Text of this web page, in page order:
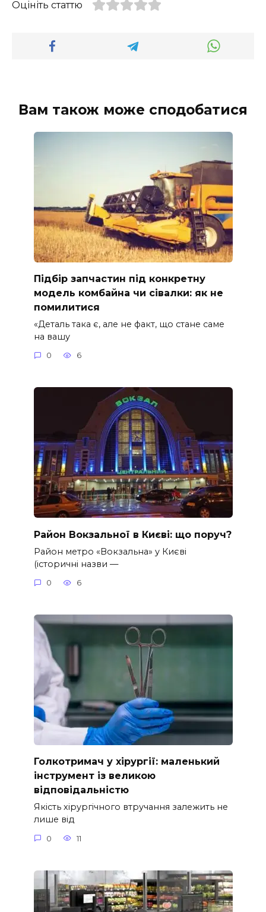
Оцініть статтю
Вам також може сподобатися
Підбір запчастин під конкретну
модель комбайна чи сівалки: як не
помилитися
«Деталь така є, але не факт, що стане саме
на вашу
0 6
Район Вокзальної в Києві: що поруч?
Район метро «Вокзальна» у Києві
(історичні назви —
0 6
Голкотримач у хірургії: маленький
інструмент із великою
відповідальністю
Якість хірургічного втручання залежить не
лише від
0 11